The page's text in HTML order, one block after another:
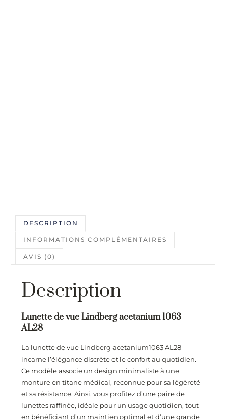
DESCRIPTION
INFORMATIONS COMPLÉMENTAIRES
AVIS (0)
Description
Lunette de vue Lindberg acetanium 1063
AL28
La lunette de vue Lindberg acetanium1063 AL28
incarne l’élégance discrète et le confort au quotidien.
Ce modèle associe un design minimaliste à une
monture en titane médical, reconnue pour sa légèreté
et sa résistance. Ainsi, vous profitez d’une paire de
lunettes raffinée, idéale pour un usage quotidien, tout
en bénéficiant d’un maintien optimal et d’une grande